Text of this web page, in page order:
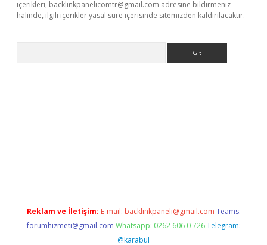
içerikleri, backlinkpanelicomtr@gmail.com adresine bildirmeniz
halinde, ilgili içerikler yasal süre içerisinde sitemizden kaldırılacaktır.
Reklam ve İletişim: E-mail: backlinkpaneli@gmail.com Teams:
forumhizmeti@gmail.com Whatsapp: 0262 606 0 726 Telegram:
@karabul